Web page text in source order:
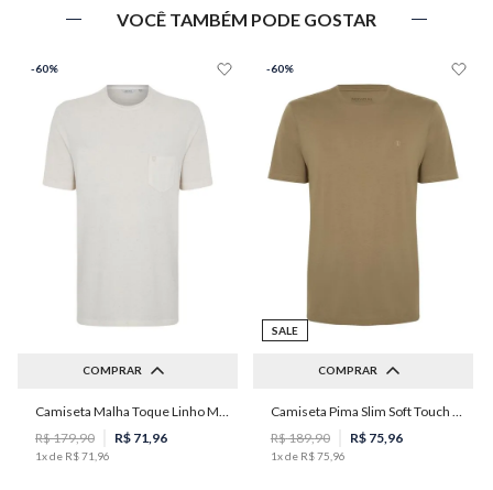
VOCÊ TAMBÉM PODE GOSTAR
-60%
COMPRAR
G
R$179,90 R$ 71 96
1x de R$71 96
-60%
SALE
COMPRAR
M
R$189,90 R$ 75, 96
1x de R$75 96